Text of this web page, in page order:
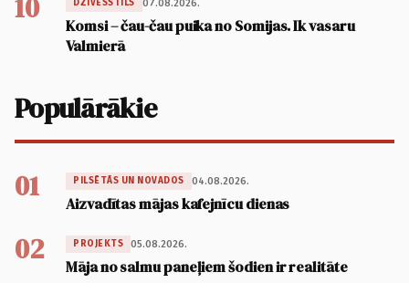
10 DZĪVESSTILS 07.08.2026.
Komsi – čau-čau puika no Somijas. Ik vasaru
Valmierā
Populārākie
01 PILSĒTĀS UN NOVADOS 04.08.2026.
Aizvadītas mājas kafejnīcu dienas
02 PROJEKTS 05.08.2026.
Māja no salmu paneļiem šodien ir realitāte